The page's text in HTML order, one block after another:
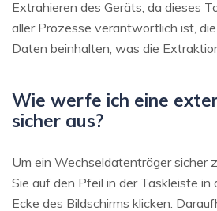
Extrahieren des Geräts, da dieses
aller Prozesse verantwortlich ist,
Daten beinhalten, was die
Wie werfe ich eine
sicher aus?
Um ein Wechseldatenträger sicher
Sie auf den Pfeil in der Taskleiste in
Ecke des Bildschirms klicken.